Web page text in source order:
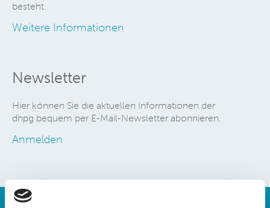
besteht.
Weitere Informationen
Newsletter
Hier können Sie die aktuellen Informationen der
dhpg bequem per E-Mail-Newsletter abonnieren.
Anmelden